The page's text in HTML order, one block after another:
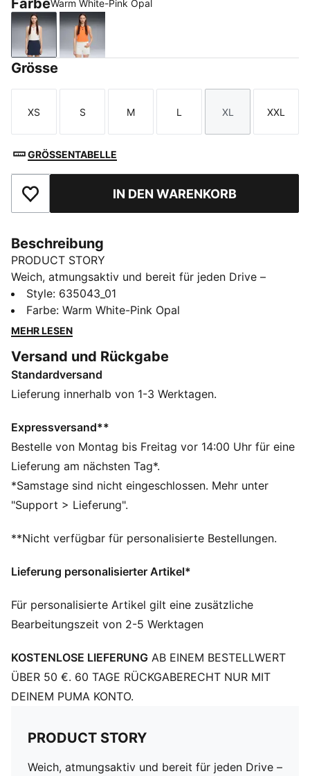
FarbeWarm White-Pink Opal
Warm White-Pink Opal
Melon Glow-Deep Navy
Grösse
Größe
XS
Größe
S
Größe
M
Größe
L
Größe
XL
Größe
XXL
GRÖSSENTABELLE
Zu Favoriten hinzufügenIN DEN WARENKORB
Beschreibung
PRODUCT STORY
Weich, atmungsaktiv und bereit für jeden Drive –
dieses Golfpolo begleitet dich vom Abschlag bis zum
Green. Der weiche, glatte Stoff sorgt dabei für
selbstbewussten Tragekomfort. Der geblümte Kragen
Fairway ab.
FEATURES + VORTEILE
Hergestellt aus mindestens 20 % recycelter
DETAILS
Passform: Regulär
Hauptmaterial: Single Jersey
Ausschnitt: Kragen
Ärmellos
Verschluss: Knopfleiste
57% Baumwolle, 38% Modal, 5% Elastan
Style: 635043_01
Farbe: Warm White-Pink Opal
MEHR LESEN
Versand und Rückgabe
Standardversand
Lieferung innerhalb von 1-3 Werktagen.
Expressversand**
Bestelle von Montag bis Freitag vor 14:00 Uhr für eine
Lieferung am nächsten Tag*.
*Samstage sind nicht eingeschlossen. Mehr unter
"Support > Lieferung".
**Nicht verfügbar für personalisierte Bestellungen.
Lieferung personalisierter Artikel*
Für personalisierte Artikel gilt eine zusätzliche
Bearbeitungszeit von 2-5 Werktagen
KOSTENLOSE LIEFERUNG AB EINEM BESTELLWERT
ÜBER 50 €. 60 TAGE RÜCKGABERECHT NUR MIT
DEINEM PUMA KONTO.
PRODUCT STORY
Weich, atmungsaktiv und bereit für jeden Drive –